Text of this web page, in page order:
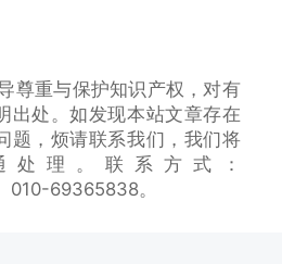
尊重与保护知识产权，对有
出处。如发现本站文章存在
题，烦请联系我们，我们将
处理。联系方式：
010-69365838。